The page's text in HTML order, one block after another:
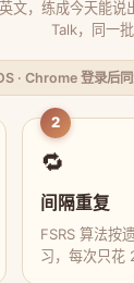
文，练成今天能
Talk，同一
· Chrome 登录后
2
🔁
间隔重复
FSRS 算法按
习，每次只花